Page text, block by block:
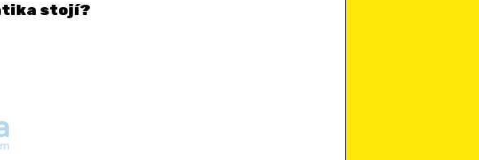
stojí?